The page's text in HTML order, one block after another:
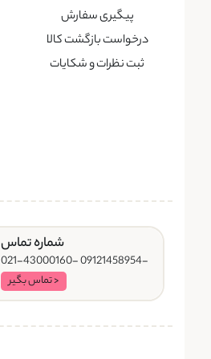
پیگیری سفارش
درخواست بازگشت کالا
ثبت نظرات و شکایات
شماره تماس
-09121458954 -021-43000160
< تماس بگیر